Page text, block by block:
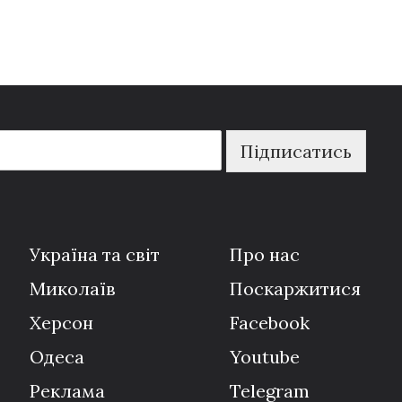
Підписатись
Україна та світ
Миколаїв
Херсон
Одеса
Реклама
Про нас
Поскаржитися
Facebook
Youtube
Telegram